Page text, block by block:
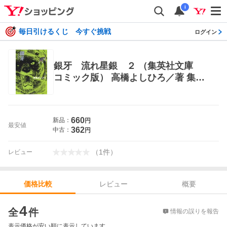
i
毎日引けるくじ 今すぐ挑戦 ログイン
銀牙 流れ星銀 ２ （集英社文庫
コミック版） 高橋よしひろ／著 集英
最安値
新品： 660円
中古： 362円
レビュー （1件）
価格比較 レビュー
概要
全4件 情報の誤りを報告